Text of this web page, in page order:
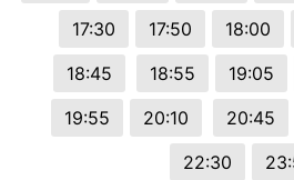
17:30
17:50 18:00
18:45
18:55 19:05
19:55
20:10 20:45
22:30